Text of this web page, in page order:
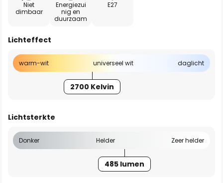
Niet
dimbaar
Energiezui
nig en
duurzaam
E27
Lichteffect
warm-wit universeel wit daglicht
2700 Kelvin
Lichtsterkte
Donker Helder Zeer helder
485 lumen